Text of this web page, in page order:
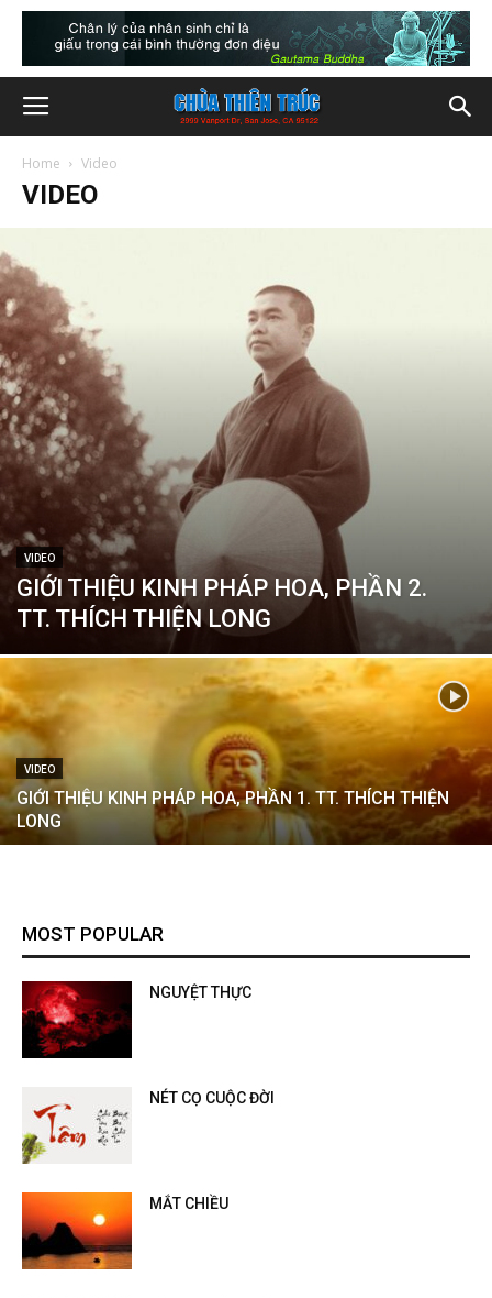
Home Video
VIDEO
VIDEO
GIỚI THIỆU KINH PHÁP HOA, PHẦN 2.
TT. THÍCH THIỆN LONG
VIDEO
GIỚI THIỆU KINH PHÁP HOA, PHẦN 1. TT. THÍCH THIỆN
LONG
MOST POPULAR
NGUYỆT THỰC
NÉT CỌ CUỘC ĐỜI
MẮT CHIỀU